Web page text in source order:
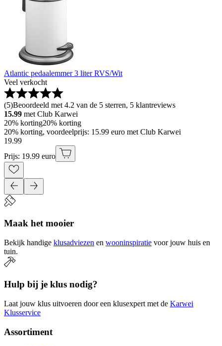
Atlantic pedaalemmer 3 liter RVS/Wit
Veel verkocht
(5)Beoordeeld met 4.2 van de 5 sterren, 5 klantreviews
15.99 met Club Karwei
20% korting20% korting
20% korting, voordeelprijs: 15.99 euro met Club Karwei
19.99
Prijs: 19.99 euro
Maak het mooier
Bekijk handige klusadviezen en wooninspiratie voor jouw huis en
tuin.
Hulp bij je klus nodig?
Laat jouw klus uitvoeren door een klusexpert met de Karwei
Klusservice
Assortiment